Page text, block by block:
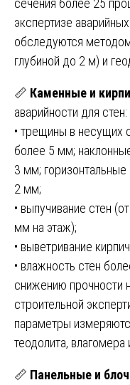
сечения более 25
экспертизе
обследуются
глубиной до 2 м) и
📏 Каменные и
аварийности для стен:
• трещины в несущих
более 5 мм;
3 мм;
2 мм;
• выпучивание стен
мм на этаж);
• выветривание
• влажность стен
снижению прочности
строительной
параметры
теодолита, влагомера
📏 Панельные и